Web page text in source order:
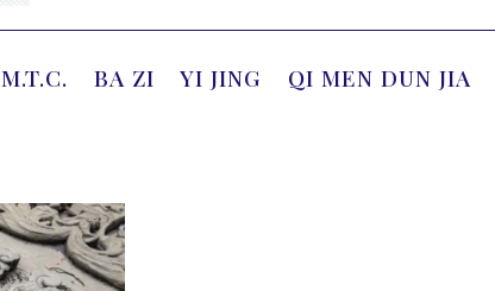
M.T.C. BA ZI YI JING QI MEN DUN JIA